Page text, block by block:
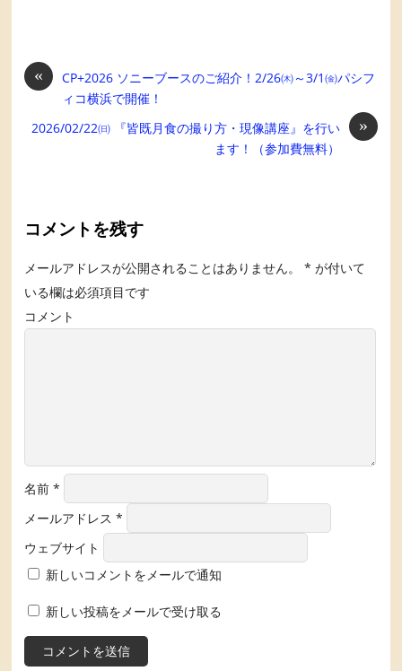
«
CP+2026 ソニーブースのご紹介！2/26㈭～3/1㈮パシフ
ィコ横浜で開催！
»
2026/02/22㈰ 『皆既月食の撮り方・現像講座』を行い
ます！（参加費無料）
コメントを残す
メールアドレスが公開されることはありません。 * が付いて
いる欄は必須項目です
コメント
名前*
メールアドレス*
ウェブサイト
新しいコメントをメールで通知
新しい投稿をメールで受け取る